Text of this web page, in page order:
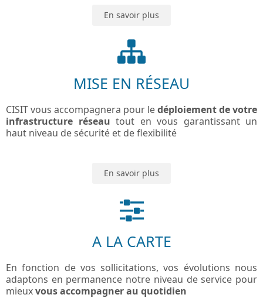
En savoir plus
MISE EN RÉSEAU
CISIT vous accompagnera pour ledéploiement de votre
infrastructure réseau tout en vous garantissant un
haut niveau de sécurité et de flexibilité
En savoir plus
A LA CARTE
En fonction de vos sollicitations, vos évolutions nous
adaptons en permanence notre niveau de service pour
mieuxvous accompagner au quotidien